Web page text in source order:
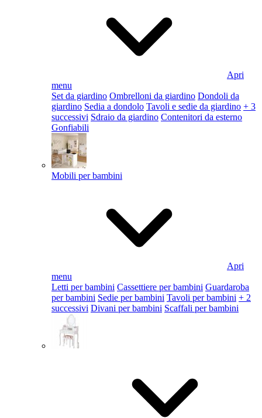
Apri
menu
Set da giardino Ombrelloni da giardino Dondoli da
giardino Sedia a dondolo Tavoli e sedie da giardino + 3
successivi Sdraio da giardino Contenitori da esterno
Gonfiabili
Mobili per bambini
Apri
menu
Letti per bambini Cassettiere per bambini Guardaroba
per bambini Sedie per bambini Tavoli per bambini + 2
successivi Divani per bambini Scaffali per bambini